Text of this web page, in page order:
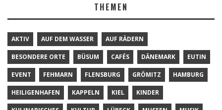
THEMEN
AKTIV AUF DEM WASSER AUF RÄDERN
BESONDERE ORTE BÜSUM CAFÉS DÄNEMARK EUTIN
EVENT FEHMARN FLENSBURG GRÖMITZ HAMBURG
HEILIGENHAFEN KAPPELN KIEL KINDER